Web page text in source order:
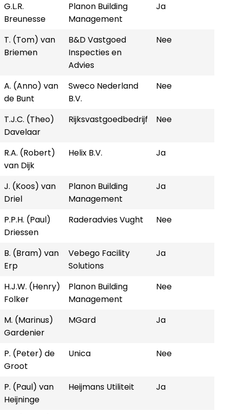
G.L.R.
Breunesse
Planon Building
Management
Ja
T. (Tom) van
Briemen
B&D Vastgoed
Inspecties en
Advies
Nee
A. (Anno) van
de Bunt
Sweco Nederland
B.V.
Nee
T.J.C. (Theo)
Davelaar
Rijksvastgoedbedrijf Nee
R.A. (Robert)
van Dijk
Helix B.V. Ja
J. (Koos) van
Driel
Planon Building
Management
Ja
P.P.H. (Paul)
Driessen
Raderadvies Vught Nee
B. (Bram) van
Erp
Vebego Facility
Solutions
Ja
H.J.W. (Henry)
Folker
Planon Building
Management
Nee
M. (Marinus)
Gardenier
MGard Ja
P. (Peter) de
Groot
Unica Nee
P. (Paul) van
Heijninge
Heijmans Utiliteit Ja